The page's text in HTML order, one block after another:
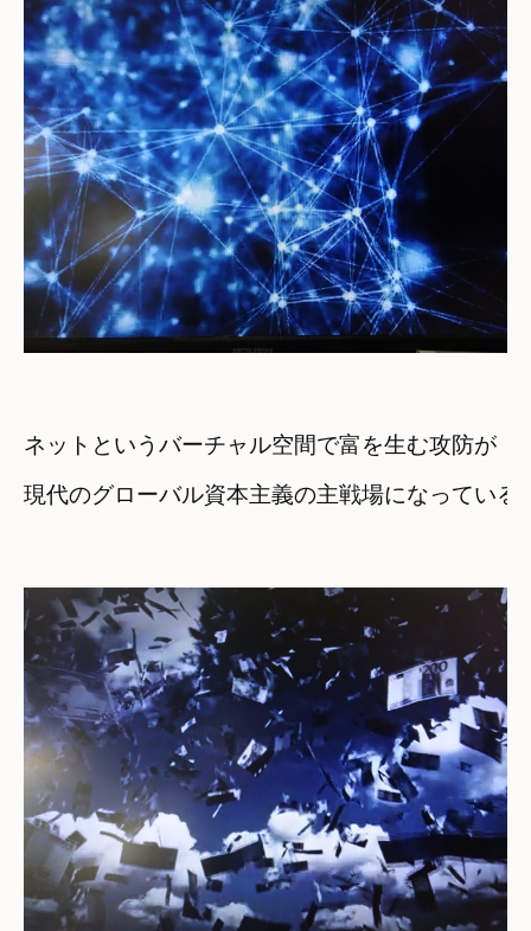
ネットというバーチャル空間で富を生む攻防が
現代のグローバル資本主義の主戦場になっている